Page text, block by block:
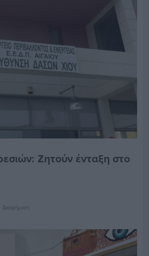
Ζητούν ένταξη στο
Διαφήμιση